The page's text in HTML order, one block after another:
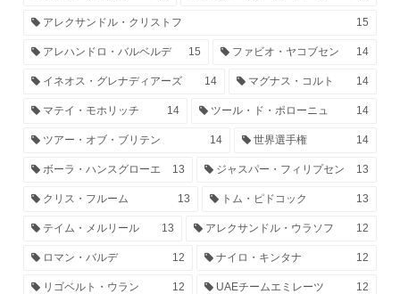
アレクサンドル・クリストフ 15
アレハンドロ・バルベルデ 15 ファビオ・ヤコブセン 14
イネオス・グレナディアーズ 14 マグナス・コルト 14
マテイ・モホリッチ 14 ツール・ド・ポローニュ 14
ツアー・オブ・ブリテン 14 世界選手権 14
ボーラ・ハンスグローエ 13 ジャスパー・フィリプセン 13
クリス・フルーム 13 トム・ピドコック 13
テイム・メルリール 13 アレクサンドル・ウラソフ 12
ロマン・バルデ 12 ナイロ・キンタナ 12
リゴベルト・ウラン 12 UAEチームエミレーツ 12